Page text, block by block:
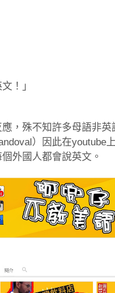
！」
，殊不知許多母語非
）因此在youtube
外國人都會說英文。